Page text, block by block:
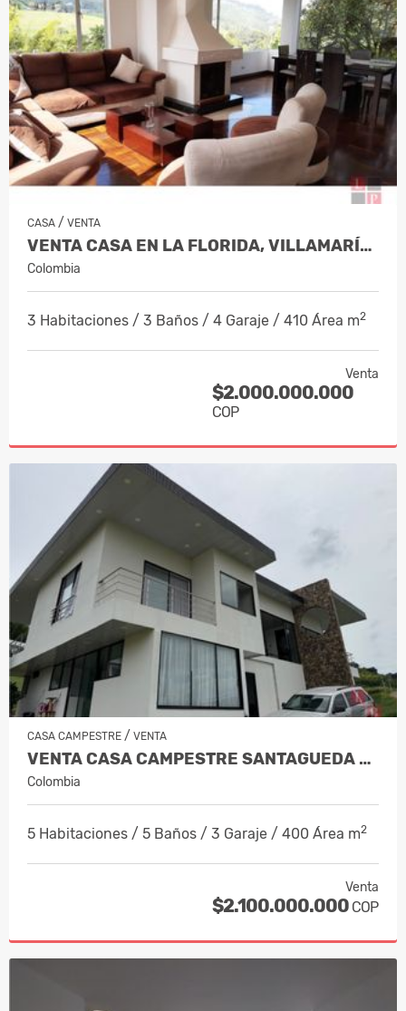
CASA / VENTA
VENTA CASA EN LA FLORIDA, VILLAMARÍA, C…
Colombia
3 Habitaciones / 3 Baños / 4 Garaje / 410 Área m2
Venta
$2.000.000.000
COP
CASA CAMPESTRE / VENTA
VENTA CASA CAMPESTRE SANTAGUEDA PAL…
Colombia
5 Habitaciones / 5 Baños / 3 Garaje / 400 Área m2
Venta
$2.100.000.000 COP